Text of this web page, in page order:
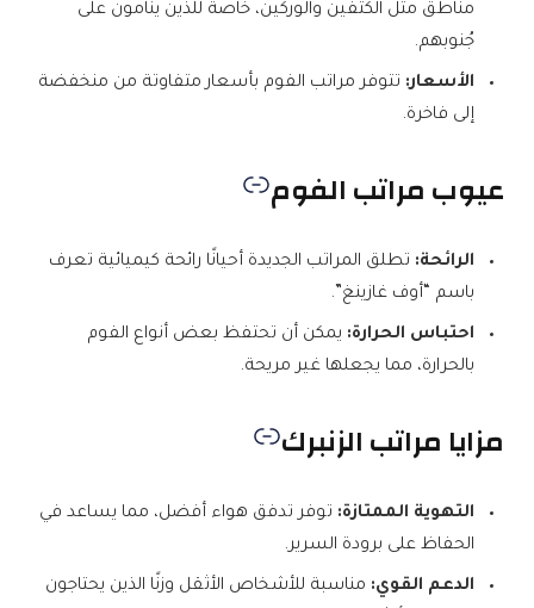
مناطق مثل الكتفين والوركين، خاصة للذين ينامون على
جُنوبهم.
الأسعار: تتوفر مراتب الفوم بأسعار متفاوتة من منخفضة
إلى فاخرة.
عيوب مراتب الفوم
الرائحة: تطلق المراتب الجديدة أحيانًا رائحة كيميائية تعرف
باسم “أوف غازينغ”.
احتباس الحرارة: يمكن أن تحتفظ بعض أنواع الفوم
بالحرارة، مما يجعلها غير مريحة.
مزايا مراتب الزنبرك
التهوية الممتازة: توفر تدفق هواء أفضل، مما يساعد في
الحفاظ على برودة السرير.
الدعم القوي: مناسبة للأشخاص الأثقل وزنًا الذين يحتاجون